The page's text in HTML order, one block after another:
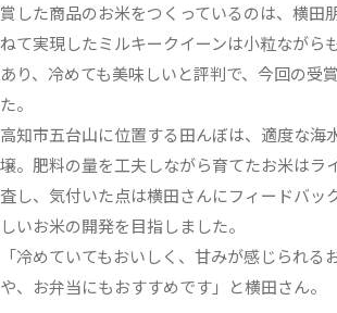
賞した商品のお米をつくっているのは、横田
ねて実現したミルキークイーンは小粒ながら
あり、冷めても美味しいと評判で、今回の受
た。
高知市五台山に位置する田んぼは、適度な海
壌。肥料の量を工夫しながら育てたお米はラ
査し、気付いた点は横田さんにフィードバッ
しいお米の開発を目指しました。
「冷めていてもおいしく、甘みが感じられる
や、お弁当にもおすすめです」と横田さん。